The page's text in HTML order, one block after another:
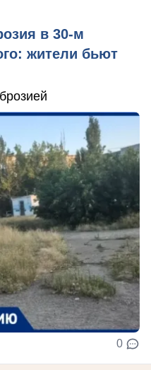
в 30‑м
жители бьют
0